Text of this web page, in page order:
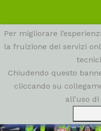
Per migliorare
la fruizione dei servizi
Chiudendo questo
cliccando su
all’uso
Precedente